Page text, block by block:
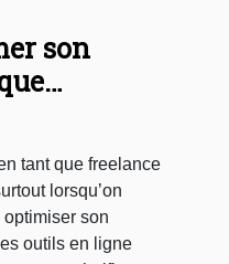
son
tant que freelance
lorsqu’on
optimiser son
outils en ligne